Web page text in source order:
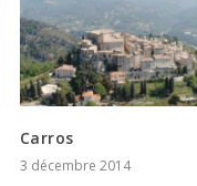
Carros
3 décembre 2014